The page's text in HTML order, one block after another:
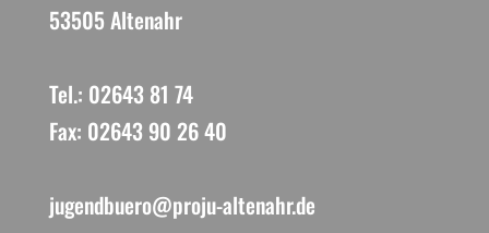
53505 Altenahr
Tel.: 02643 81 74
Fax: 02643 90 26 40
jugendbuero@proju-altenahr.de